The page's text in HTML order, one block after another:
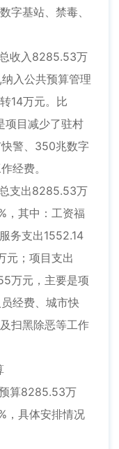
字基站、禁毒、
收入8285.53万
入公共预算管理
14万元。比
项目减少了驻村
警、350兆数字
经费。
支出8285.53万
，其中：工资福
务支出1552.14
元；项目支出
万元，主要是项
经费、城市快
扫黑除恶等工作
算8285.53万
，具体安排情况